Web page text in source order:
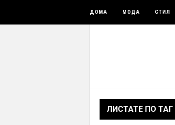
ДОМА МОДА СТИЛ
ЛИСТАТЕ ПО ТАГ